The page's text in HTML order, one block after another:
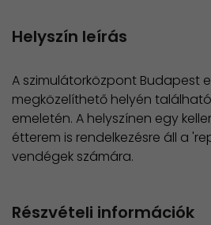
Helyszín leírás
A szimulátorközpont Budapest
megközelíthető helyén
emeletén. A helyszínen egy
étterem is rendelkezésre áll a
vendégek számára.
Részvételi információk